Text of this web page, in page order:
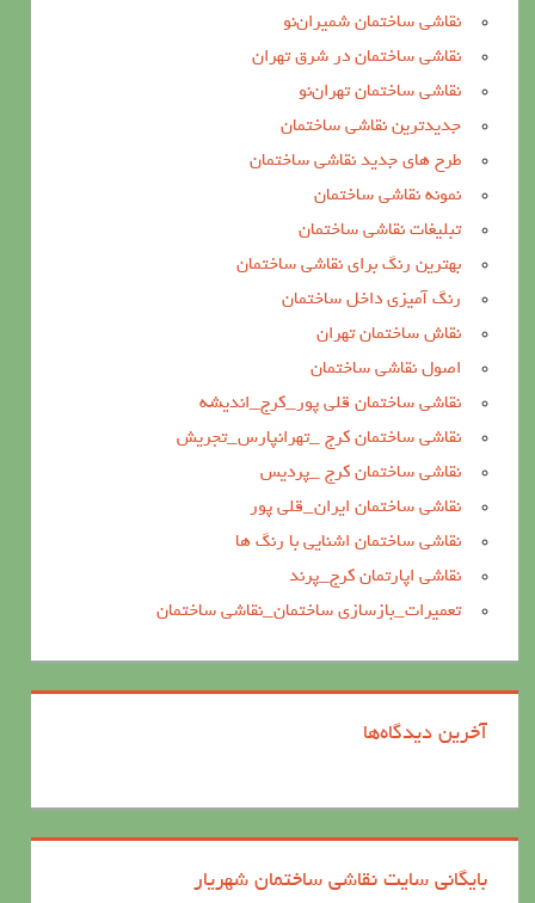
نقاشی ساختمان شمیران‌نو
نقاشی ساختمان در شرق تهران
نقاشی ساختمان تهران‌نو
جدیدترین نقاشی ساختمان
طرح های جدید نقاشی ساختمان
نمونه نقاشی ساختمان
تبلیغات نقاشی ساختمان
بهترین رنگ برای نقاشی ساختمان
رنگ آمیزی داخل ساختمان
نقاش ساختمان تهران
اصول نقاشی ساختمان
نقاشی ساختمان قلی پور_کرج_اندیشه
نقاشی ساختمان کرج _تهرانپارس_تجریش
نقاشی ساختمان کرج _پردیس
نقاشی ساختمان ایران_قلی پور
نقاشی ساختمان اشنایی با رنگ ها
نقاشی اپارتمان کرج_پرند
تعمیرات_بازسازی ساختمان_نقاشی ساختمان
آخرین دیدگاه‌ها
بایگانی سایت نقاشی ساختمان شهریار